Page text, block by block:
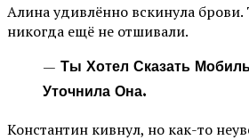
Алина удивлённо вскинула брови.
никогда ещё не отшивали.
— Ты Хотел Сказать
Уточнила Она.
Константин кивнул, но как-то